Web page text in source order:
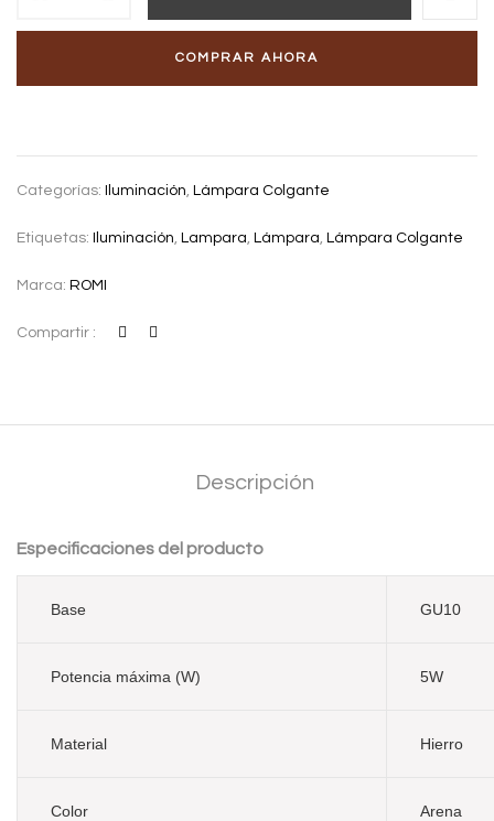
COMPRAR AHORA
Categorías: Iluminación, Lámpara Colgante
Etiquetas: Iluminación, Lampara, Lámpara, Lámpara Colgante
Marca: ROMI
Compartir :
Descripción
Especificaciones del producto
Base GU10
Potencia máxima (W) 5W
Material Hierro
Color Arena